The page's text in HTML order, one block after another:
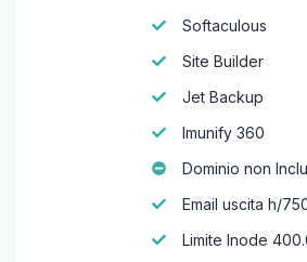
Softaculous
Site Builder
Jet Backup
Imunify 360
Dominio non
Email uscita h/
Limite Inode